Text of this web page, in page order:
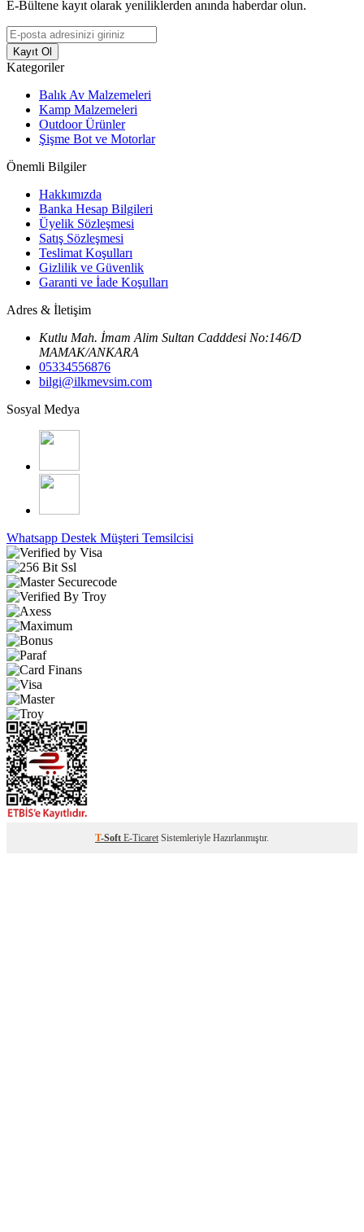
E-Bültene kayıt olarak yeniliklerden anında haberdar olun.
Kayıt Ol
Kategoriler
Balık Av Malzemeleri
Kamp Malzemeleri
Outdoor Ürünler
Şişme Bot ve Motorlar
Önemli Bilgiler
Hakkımızda
Banka Hesap Bilgileri
Üyelik Sözleşmesi
Satış Sözleşmesi
Teslimat Koşulları
Gizlilik ve Güvenlik
Garanti ve İade Koşulları
Adres & İletişim
Kutlu Mah. İmam Alim Sultan Cadddesi No:146/D
MAMAK/ANKARA
05334556876
bilgi@ilkmevsim.com
Sosyal Medya
Whatsapp Destek Müşteri Temsilcisi
T-Soft E-Ticaret Sistemleriyle Hazırlanmıştır.